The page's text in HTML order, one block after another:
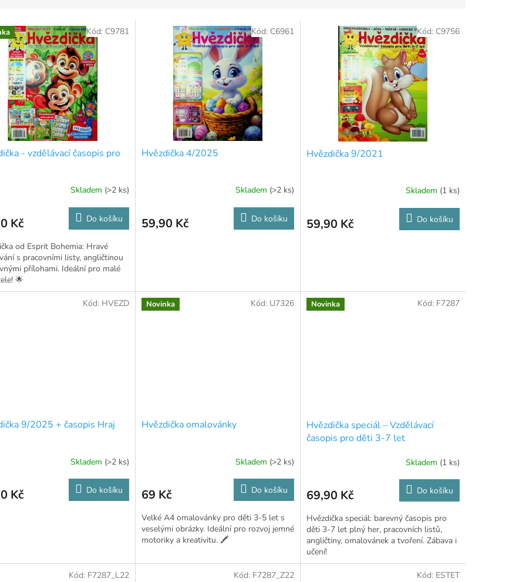
- vzdělávací časopis pro
Skladem (>2 ks)
Kč Do košíku
od Esprit Bohemia: Hravé
s pracovními listy, angličtinou
přílohami. Ideální pro malé
🌟
Kód: C9781
Hvězdička 4/2025
Skladem (>2 ks)
59,90 Kč Do košíku
Kód: C6961
Hvězdička 9/2021
Skladem (1 ks)
59,90 Kč Do košíku
Kód: C9756
9/2025 + časopis Hraj
Skladem (>2 ks)
Kč Do košíku
Kód: HVEZD Novinka
Hvězdička omalovánky
Skladem (>2 ks)
69 Kč Do košíku
Velké A4 omalovánky pro děti 3-5 let s
veselými obrázky. Ideální pro rozvoj jemné
motoriky a kreativitu. 🖍️
Kód: U7326 Novinka
Hvězdička speciál – Vzdělávací
časopis pro děti 3-7 let
Skladem (1 ks)
69,90 Kč Do košíku
Hvězdička speciál: barevný časopis pro
děti 3-7 let plný her, pracovních listů,
angličtiny, omalovánek a tvoření. Zábava i
učení!
Kód: F7287
Kód: F7287_L22 Kód: F7287_Z22 Kód: ESTET